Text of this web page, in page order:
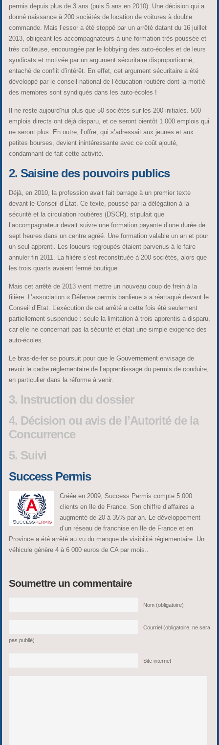
permis depuis plus de 3 ans (puis 5 ans en 2010). Une décision qui a
donné naissance à 200 sociétés de location de voitures à double
commande. Mais l’essor a été stoppé par un arrêté datant du 16 juillet
2013, obligeant les accompagnateurs à une formation très poussée et
très coûteuse, encouragée par le lobbying des auto-écoles et de leurs
syndicats et motivée par un argument sécuritaire disproportionné,
entaché de conflit d’intérêt. En effet, cet argument sécuritaire a été
développé par le conseil national de l’éducation routière dont la moitié
des membres sont syndiqués dans les auto-écoles !
Il ne reste aujourd’hui plus que 50 sociétés sur les 200 initiales. 500
emplois directs ont déjà disparu, et ce seront bientôt 1 000 emplois qui
ne seront plus. En outre, l’offre, qui s’adressait aux jeunes et aux
petites bourses, devient inintéressante avec ce coût ajouté,
condamnant de fait cette activité.
2. Saisine des pouvoirs publics
Déjà, en 2010, la profession avait fait barrage à un premier texte
devant le Conseil d’État. Ce texte, poussé par la délégation à la
sécurité et la circulation routières (DSCR), stipulait que
l’accompagnateur devait suivre une formation payante d’une durée de
sept heures dans un centre agréé. Une formation valable un an et pour
un seul apprenti. Les loueurs regroupés étaient parvenus à le faire
annuler fin 2011. La filière s’est reconstituée à 200 sociétés, alors que
les trois quarts avaient fermé boutique.
Mais cet arrêté de 2013 vient mettre un nouveau coup de frein à la
filière. L’association « Défense permis banlieue » a réattaqué devant le
Conseil d’Etat. L’exécution de cet arrêté a cette fois été seulement
partiellement suspendue : seule la limitation à trois apprentis a disparu,
car elle ne concernait pas la sécurité et était une simple exigence des
auto-écoles.
Le bras-de-fer se poursuit pour que le Gouvernement envisage de
revoir le cadre réglementaire de l’apprentissage du permis de conduire,
en particulier dans la réforme à venir.
3. Instruction du dossier
4. Décision ou avis de l’Autorité de la
Concurrence
5. Suivi
Success Permis
Créée en 2009, Success Permis compte 5 000
clients en Ile de France. Son chiffre d’affaires a
augmenté de 20 à 35% par an. Le développement
d’un réseau de franchise en Ile de France et en
Province a été arrêté au vu du manque de visibilité réglementaire. Un
véhicule génère 4 à 6 000 euros de CA par mois..
Soumettre un commentaire
Nom (obligatoire)
Courriel (obligatoire; ne sera
pas publié)
Site internet